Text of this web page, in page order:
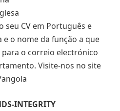
seu CV em Português e
o nome da função a que
o correio electrónico
Visite-nos no site
INTEGRITY